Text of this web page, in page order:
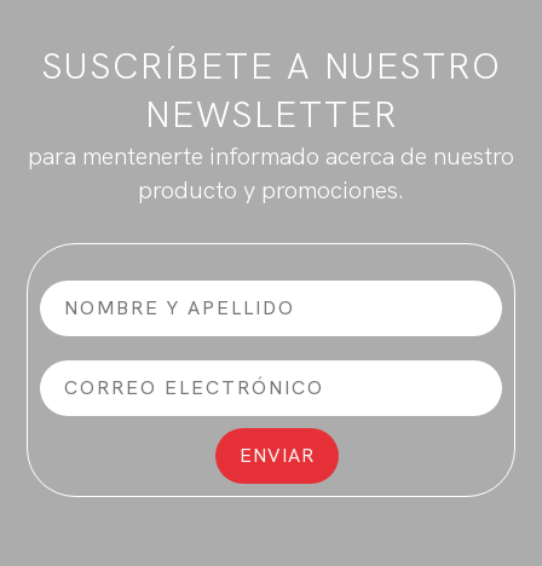
SUSCRÍBETE A NUESTRO
NEWSLETTER
para mentenerte informado acerca de nuestro
producto y promociones.